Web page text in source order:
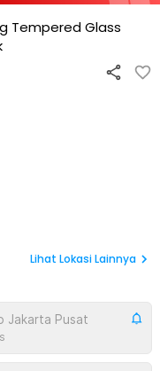
Tempered Glass
Lihat Lokasi Lainnya
Jakarta Pusat